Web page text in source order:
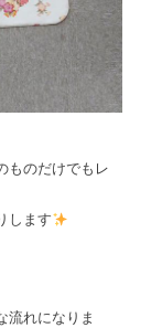
ものだけでもレ
します
流れになりま